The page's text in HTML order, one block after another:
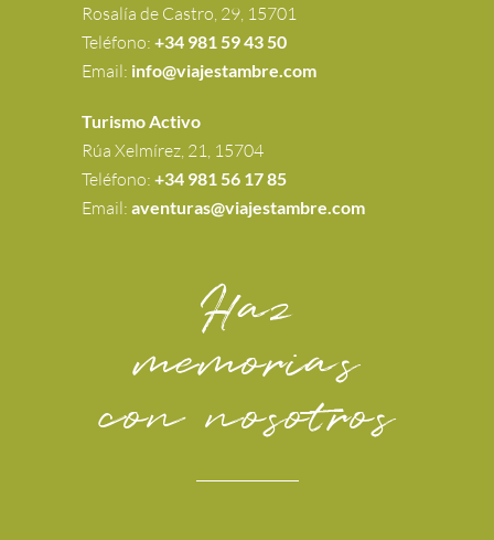
Rosalía de Castro, 29, 15701
Teléfono: +34 981 59 43 50
Email: info@viajestambre.com
Turismo Activo
Rúa Xelmírez, 21, 15704
Teléfono: +34 981 56 17 85
Email: aventuras@viajestambre.com
Haz
memorias
con nosotros